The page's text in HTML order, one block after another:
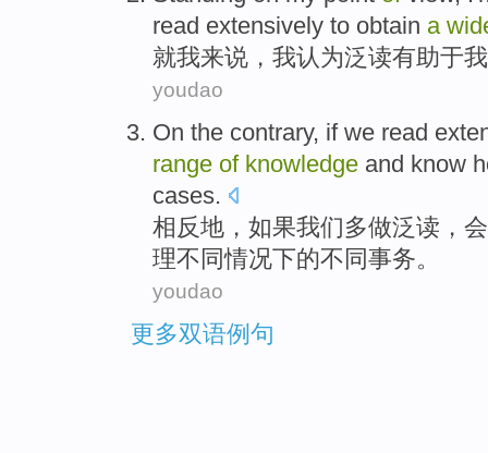
read extensively to obtain a
就我来说， 我认为泛读有助于
youdao
On the contrary, if we read
range of knowledge and know
cases.
相反地 ， 如果我们多做泛读 ， 会
理不同情况下的不同事务。
youdao
更多双语例句